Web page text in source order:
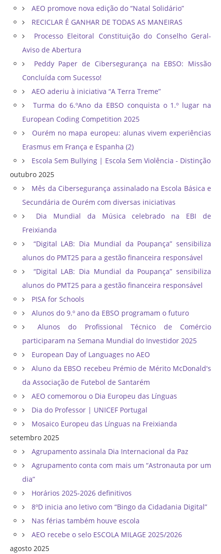
AEO promove nova edição do “Natal Solidário”
RECICLAR É GANHAR DE TODAS AS MANEIRAS
Processo Eleitoral Constituição do Conselho Geral-
Aviso de Abertura
Peddy Paper de Cibersegurança na EBSO: Missão
Concluída com Sucesso!
AEO aderiu à iniciativa “A Terra Treme”
Turma do 6.ºAno da EBSO conquista o 1.º lugar na
European Coding Competition 2025
Ourém no mapa europeu: alunas vivem experiências
Erasmus em França e Espanha (2)
Escola Sem Bullying | Escola Sem Violência - Distinção
outubro 2025
Mês da Cibersegurança assinalado na Escola Básica e
Secundária de Ourém com diversas iniciativas
Dia Mundial da Música celebrado na EBI de
Freixianda
“Digital LAB: Dia Mundial da Poupança” sensibiliza
alunos do PMT25 para a gestão financeira responsável
“Digital LAB: Dia Mundial da Poupança” sensibiliza
alunos do PMT25 para a gestão financeira responsável
PISA for Schools
Alunos do 9.º ano da EBSO programam o futuro
Alunos do Profissional Técnico de Comércio
participaram na Semana Mundial do Investidor 2025
European Day of Languages no AEO
Aluno da EBSO recebeu Prémio de Mérito McDonald's
da Associação de Futebol de Santarém
AEO comemorou o Dia Europeu das Línguas
Dia do Professor | UNICEF Portugal
Mosaico Europeu das Línguas na Freixianda
setembro 2025
Agrupamento assinala Dia Internacional da Paz
Agrupamento conta com mais um “Astronauta por um
dia”
Horários 2025-2026 definitivos
8ºD inicia ano letivo com “Bingo da Cidadania Digital”
Nas férias também houve escola
AEO recebe o selo ESCOLA MILAGE 2025/2026
agosto 2025